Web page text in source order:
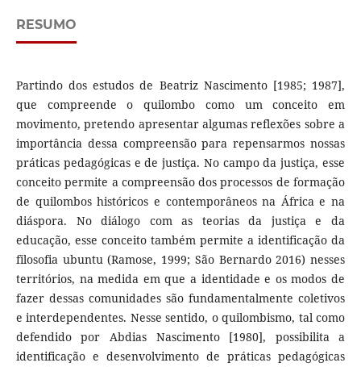
RESUMO
Partindo dos estudos de Beatriz Nascimento [1985; 1987],
que compreende o quilombo como um conceito em
movimento, pretendo apresentar algumas reflexões sobre a
importância dessa compreensão para repensarmos nossas
práticas pedagógicas e de justiça. No campo da justiça, esse
conceito permite a compreensão dos processos de formação
de quilombos históricos e contemporâneos na África e na
diáspora. No diálogo com as teorias da justiça e da
educação, esse conceito também permite a identificação da
filosofia ubuntu (Ramose, 1999; São Bernardo 2016) nesses
territórios, na medida em que a identidade e os modos de
fazer dessas comunidades são fundamentalmente coletivos
e interdependentes. Nesse sentido, o quilombismo, tal como
defendido por Abdias Nascimento [1980], possibilita a
identificação e desenvolvimento de práticas pedagógicas